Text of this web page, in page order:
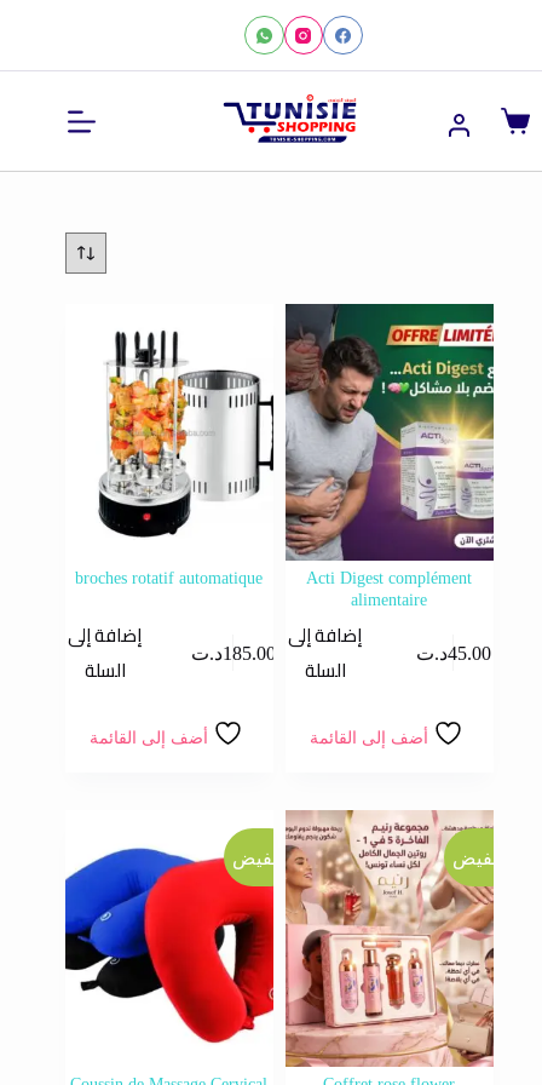
عربة
Acti Digest complément
alimentaire
45.00د.ت
إضافة إلى
السلة
أضف إلى القائمة
broches rotatif automatique
185.00د.ت
إضافة إلى
السلة
أضف إلى القائمة
تخفيض تخفيض